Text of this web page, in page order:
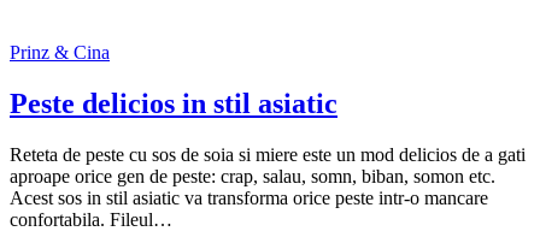
Prinz & Cina
Peste delicios in stil asiatic
Reteta de peste cu sos de soia si miere este un mod delicios de a gati
aproape orice gen de peste: crap, salau, somn, biban, somon etc.
Acest sos in stil asiatic va transforma orice peste intr-o mancare
confortabila. Fileul…